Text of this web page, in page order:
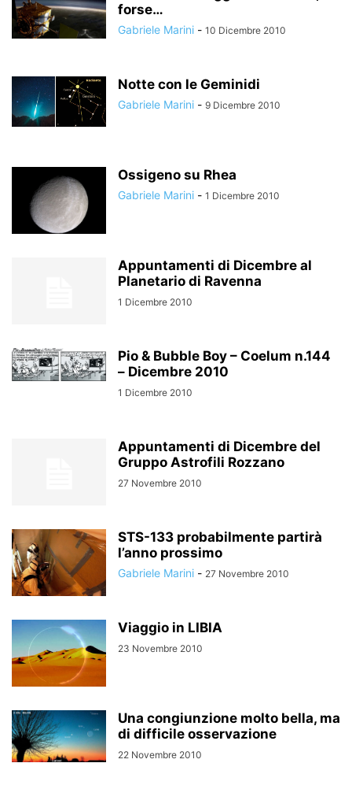
forse…
Gabriele Marini - 10 Dicembre 2010
Notte con le Geminidi
Gabriele Marini - 9 Dicembre 2010
Ossigeno su Rhea
Gabriele Marini - 1 Dicembre 2010
Appuntamenti di Dicembre al
Planetario di Ravenna
1 Dicembre 2010
Pio & Bubble Boy – Coelum n.144
– Dicembre 2010
1 Dicembre 2010
Appuntamenti di Dicembre del
Gruppo Astrofili Rozzano
27 Novembre 2010
STS-133 probabilmente partirà
l’anno prossimo
Gabriele Marini - 27 Novembre 2010
Viaggio in LIBIA
23 Novembre 2010
Una congiunzione molto bella, ma
di difficile osservazione
22 Novembre 2010